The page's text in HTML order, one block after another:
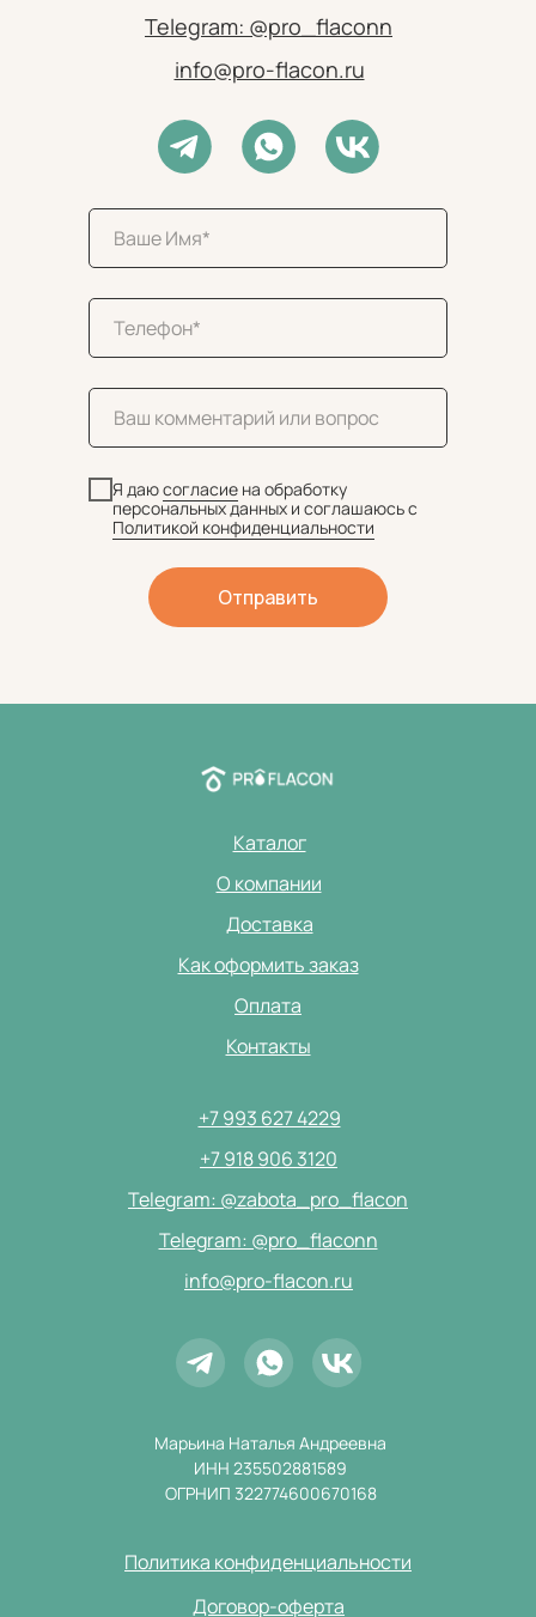
Telegram: @pro_flaconn
info@pro-flacon.ru
Я даюсогласие на обработку
персональных данных и соглашаюсь c
Политикой конфиденциальности
Отправить
О компании
+7 918 906 3120
Каталог
Политика конфиденциальности
+7 993 627 4229
Telegram: @zabota_pro_flacon
Telegram: @pro_flaconn
info@pro-flacon.ru
Доставка
Оплата
Как оформить заказ
Контакты
Договор-оферта
Марьина Наталья Андреевна
ИНН 235502881589
ОГРНИП 322774600670168